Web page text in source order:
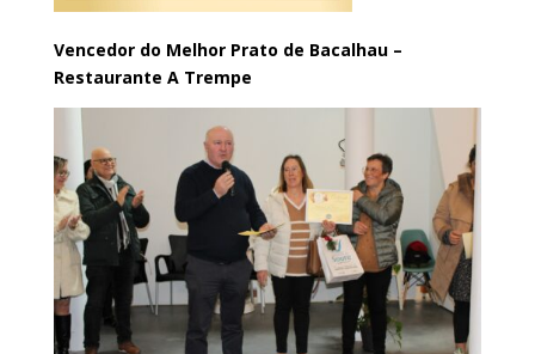
Vencedor do Melhor Prato de Bacalhau –
Restaurante A Trempe